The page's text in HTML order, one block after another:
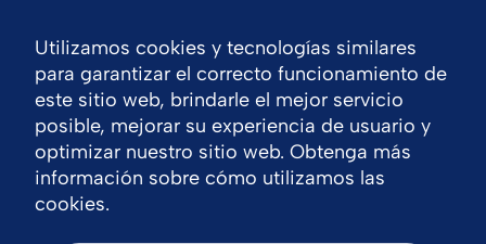
Utilizamos cookies y tecnologías similares
para garantizar el correcto funcionamiento de
este sitio web, brindarle el mejor servicio
posible, mejorar su experiencia de usuario y
optimizar nuestro sitio web. Obtenga más
información sobre cómo utilizamos las
cookies.